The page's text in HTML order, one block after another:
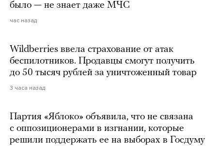
было — не знает даже МЧС
час назад
Wildberries ввела страхование от атак
беспилотников. Продавцы смогут получить
до 50 тысяч рублей за уничтоженный товар
3 часа назад
Партия «Яблоко» объявила, что не связана
с оппозиционерами в изгнании, которые
решили поддержать ее на выборах в Госдуму